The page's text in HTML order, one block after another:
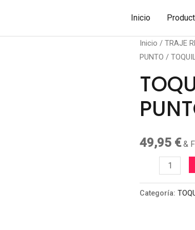
Inicio
Inicio / TRAJE
PUNTO /
49,95 € &
TOQUILLAS/
DE
Categoría: